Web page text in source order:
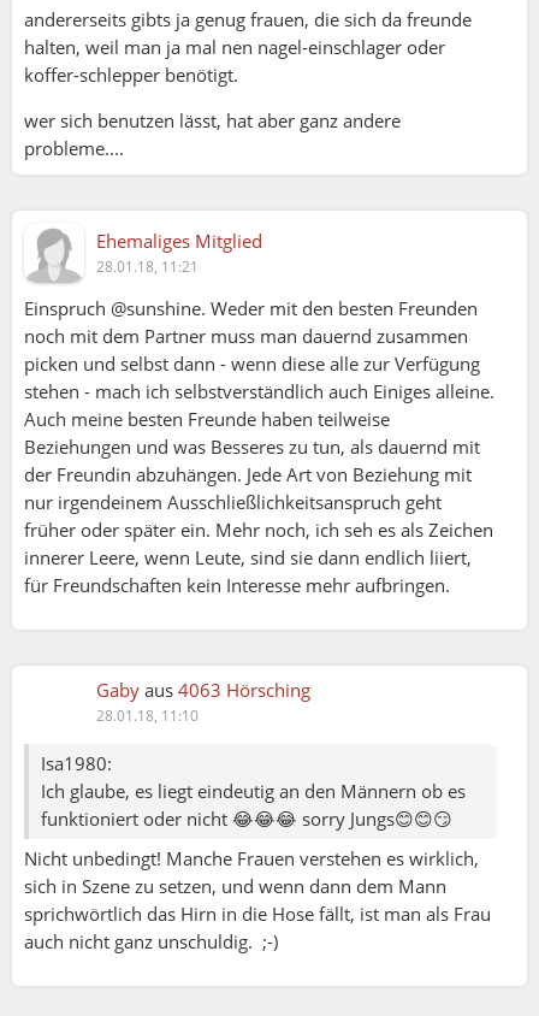
andererseits gibts ja genug frauen, die sich da freunde
halten, weil man ja mal nen nagel-einschlager oder
koffer-schlepper benötigt.
wer sich benutzen lässt, hat aber ganz andere
probleme....
Ehemaliges Mitglied
28.01.18, 11:21
Einspruch @sunshine. Weder mit den besten Freunden
noch mit dem Partner muss man dauernd zusammen
picken und selbst dann - wenn diese alle zur Verfügung
stehen - mach ich selbstverständlich auch Einiges alleine.
Auch meine besten Freunde haben teilweise
Beziehungen und was Besseres zu tun, als dauernd mit
der Freundin abzuhängen. Jede Art von Beziehung mit
nur irgendeinem Ausschließlichkeitsanspruch geht
früher oder später ein. Mehr noch, ich seh es als Zeichen
innerer Leere, wenn Leute, sind sie dann endlich liiert,
für Freundschaften kein Interesse mehr aufbringen.
Gaby aus 4063 Hörsching
28.01.18, 11:10
Isa1980:
Ich glaube, es liegt eindeutig an den Männern ob es
funktioniert oder nicht 😂😂😂 sorry Jungs😊😊😏
Nicht unbedingt! Manche Frauen verstehen es wirklich,
sich in Szene zu setzen, und wenn dann dem Mann
sprichwörtlich das Hirn in die Hose fällt, ist man als Frau
auch nicht ganz unschuldig. ;-)